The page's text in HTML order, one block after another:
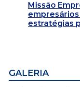
Missão
estratégias
GALERIA